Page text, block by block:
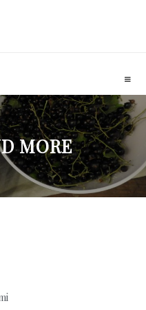
MORE